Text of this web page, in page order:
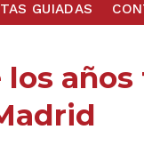
GUIADAS
los